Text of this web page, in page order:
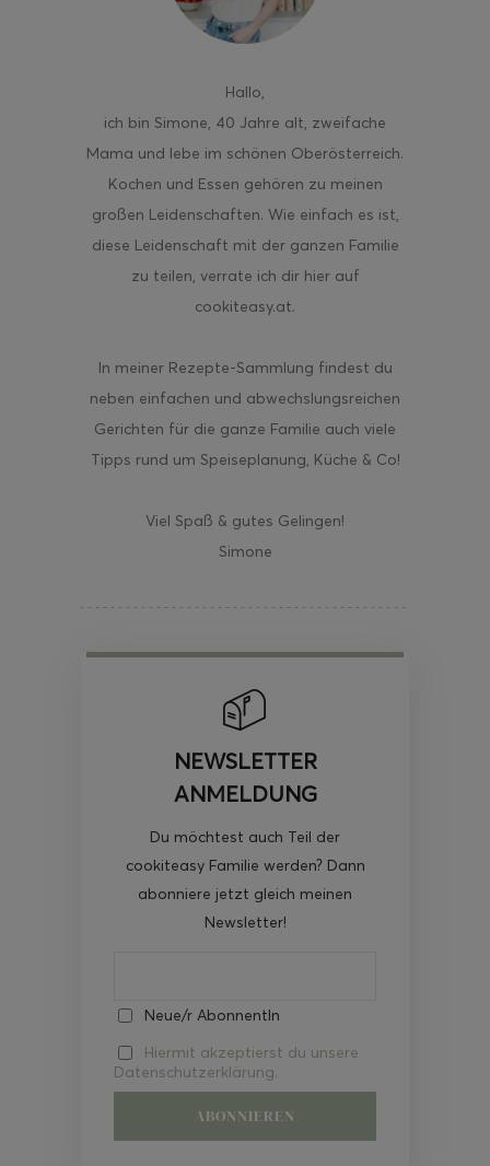
Hallo,
ich bin Simone, 40 Jahre alt, zweifache
Mama und lebe im schönen Oberösterreich.
Kochen und Essen gehören zu meinen
großen Leidenschaften. Wie einfach es ist,
diese Leidenschaft mit der ganzen Familie
zu teilen, verrate ich dir hier auf
cookiteasy.at.
In meiner Rezepte-Sammlung findest du
neben einfachen und abwechslungsreichen
Gerichten für die ganze Familie auch viele
Tipps rund um Speiseplanung, Küche & Co!
Viel Spaß & gutes Gelingen!
Simone
NEWSLETTER
ANMELDUNG
Du möchtest auch Teil der
cookiteasy Familie werden? Dann
abonniere jetzt gleich meinen
Newsletter!
Neue/r AbonnentIn
Hiermit akzeptierst du unsere
Datenschutzerklärung.